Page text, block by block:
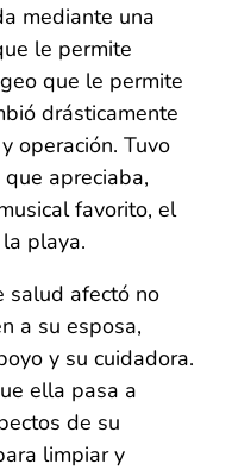
mediante una
le permite
que le permite
drásticamente
operación. Tuvo
apreciaba,
favorito, el
playa.
salud afectó no
a su esposa,
y su cuidadora.
ella pasa a
de su
limpiar y